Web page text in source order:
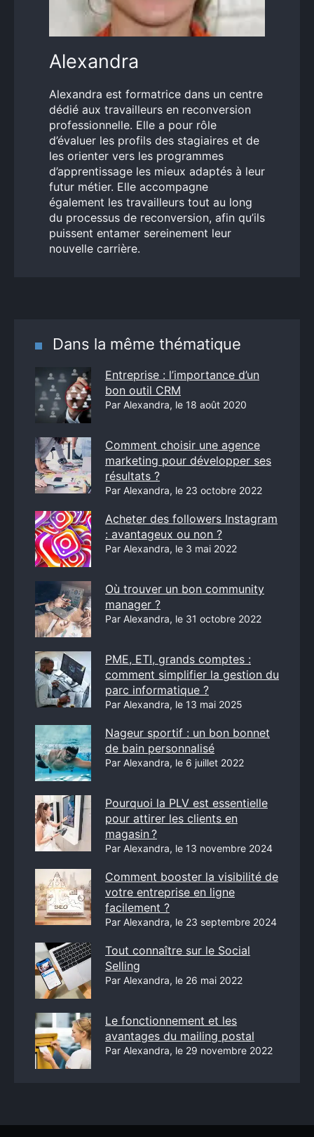
Alexandra
Alexandra est formatrice dans un centre
dédié aux travailleurs en reconversion
professionnelle. Elle a pour rôle
d’évaluer les profils des stagiaires et de
les orienter vers les programmes
d’apprentissage les mieux adaptés à leur
futur métier. Elle accompagne
également les travailleurs tout au long
du processus de reconversion, afin qu’ils
puissent entamer sereinement leur
nouvelle carrière.
Dans la même thématique
Entreprise : l’importance d’un
bon outil CRM
Par Alexandra, le 18 août 2020
Comment choisir une agence
marketing pour développer ses
résultats ?
Par Alexandra, le 23 octobre 2022
Acheter des followers Instagram
: avantageux ou non ?
Par Alexandra, le 3 mai 2022
Où trouver un bon community
manager ?
Par Alexandra, le 31 octobre 2022
PME, ETI, grands comptes :
comment simplifier la gestion du
parc informatique ?
Par Alexandra, le 13 mai 2025
Nageur sportif : un bon bonnet
de bain personnalisé
Par Alexandra, le 6 juillet 2022
Pourquoi la PLV est essentielle
pour attirer les clients en
magasin ?
Par Alexandra, le 13 novembre 2024
Comment booster la visibilité de
votre entreprise en ligne
facilement ?
Par Alexandra, le 23 septembre 2024
Tout connaître sur le Social
Selling
Par Alexandra, le 26 mai 2022
Le fonctionnement et les
avantages du mailing postal
Par Alexandra, le 29 novembre 2022